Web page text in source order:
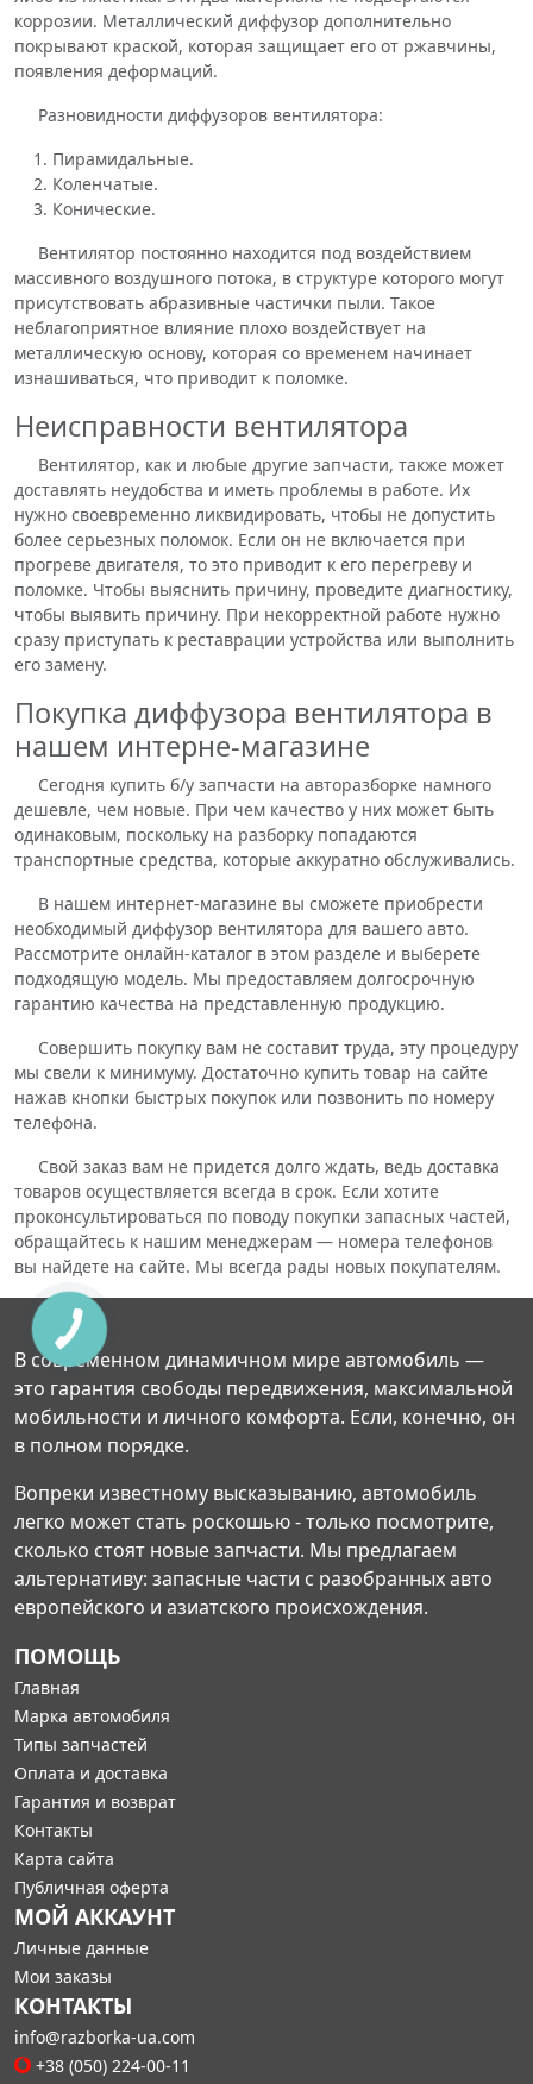
коррозии. Металлический диффузор дополнительно
покрывают краской, которая защищает его от ржавчины,
появления деформаций.
Разновидности диффузоров вентилятора:
Пирамидальные.
Коленчатые.
Конические.
Вентилятор постоянно находится под воздействием
массивного воздушного потока, в структуре которого могут
присутствовать абразивные частички пыли. Такое
неблагоприятное влияние плохо воздействует на
металлическую основу, которая со временем начинает
изнашиваться, что приводит к поломке.
Неисправности вентилятора
Вентилятор, как и любые другие запчасти, также может
доставлять неудобства и иметь проблемы в работе. Их
нужно своевременно ликвидировать, чтобы не допустить
более серьезных поломок. Если он не включается при
прогреве двигателя, то это приводит к его перегреву и
поломке. Чтобы выяснить причину, проведите диагностику,
чтобы выявить причину. При некорректной работе нужно
сразу приступать к реставрации устройства или выполнить
его замену.
Покупка диффузора вентилятора в
нашем интерне-магазине
Сегодня купить б/у запчасти на авторазборке намного
дешевле, чем новые. При чем качество у них может быть
одинаковым, поскольку на разборку попадаются
транспортные средства, которые аккуратно обслуживались.
В нашем интернет-магазине вы сможете приобрести
необходимый диффузор вентилятора для вашего авто.
Рассмотрите онлайн-каталог в этом разделе и выберете
подходящую модель. Мы предоставляем долгосрочную
гарантию качества на представленную продукцию.
Совершить покупку вам не составит труда, эту процедуру
мы свели к минимуму. Достаточно купить товар на сайте
нажав кнопки быстрых покупок или позвонить по номеру
телефона.
Свой заказ вам не придется долго ждать, ведь доставка
товаров осуществляется всегда в срок. Если хотите
проконсультироваться по поводу покупки запасных частей,
обращайтесь к нашим менеджерам — номера телефонов
вы найдете на сайте. Мы всегда рады новых покупателям.
В современном динамичном мире автомобиль —
это гарантия свободы передвижения, максимальной
мобильности и личного комфорта. Если, конечно, он
в полном порядке.
Вопреки известному высказыванию, автомобиль
легко может стать роскошью - только посмотрите,
сколько стоят новые запчасти. Мы предлагаем
альтернативу: запасные части с разобранных авто
европейского и азиатского происхождения.
ПОМОЩЬ
Главная
Марка автомобиля
Типы запчастей
Оплата и доставка
Гарантия и возврат
Контакты
Карта сайта
Публичная оферта
МОЙ АККАУНТ
Личные данные
Мои заказы
КОНТАКТЫ
info@razborka-ua.com
+38 (050) 224-00-11